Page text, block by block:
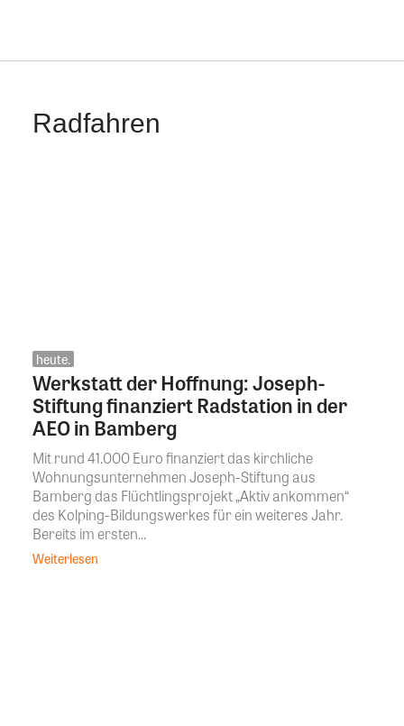
Radfahren
heute.
Werkstatt der Hoffnung: Joseph-
Stiftung finanziert Radstation in der
AEO in Bamberg
Mit rund 41.000 Euro finanziert das kirchliche
Wohnungsunternehmen Joseph-Stiftung aus
Bamberg das Flüchtlingsprojekt „Aktiv ankommen“
des Kolping-Bildungswerkes für ein weiteres Jahr.
Bereits im ersten...
Weiterlesen